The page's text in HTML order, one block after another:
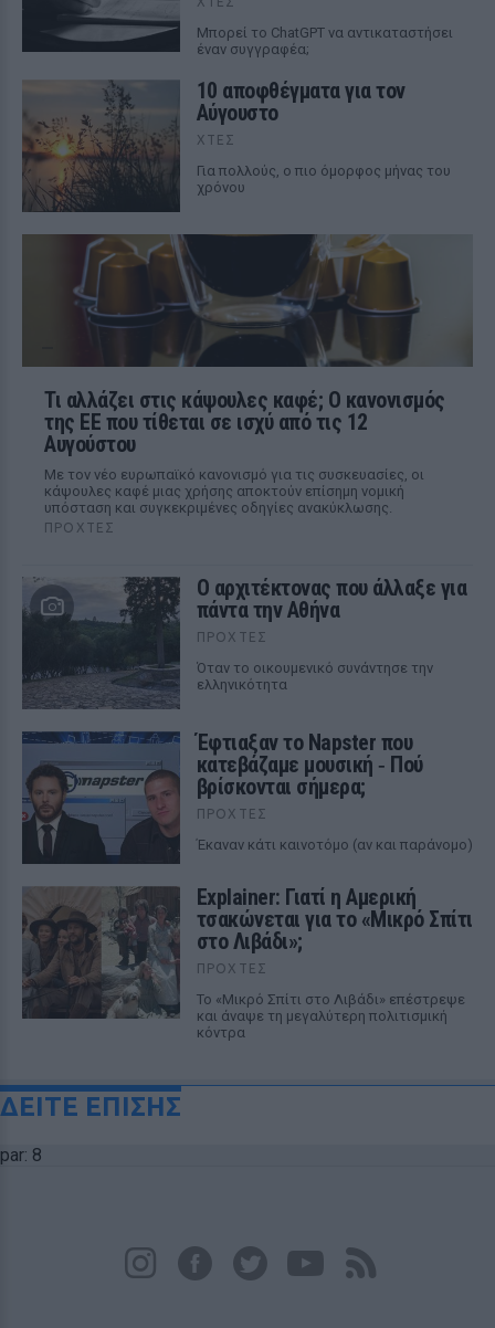
Mπορεί το ChatGPT να αντικαταστήσει
έναν συγγραφέα;
10 αποφθέγματα για τον
Αύγουστο
ΧΤΕΣ
Για πολλούς, ο πιο όμορφος μήνας του
χρόνου
Τι αλλάζει στις κάψουλες καφέ; Ο κανονισμός
της ΕΕ που τίθεται σε ισχύ από τις 12
Αυγούστου
Με τον νέο ευρωπαϊκό κανονισμό για τις συσκευασίες, οι
κάψουλες καφέ μιας χρήσης αποκτούν επίσημη νομική
υπόσταση και συγκεκριμένες οδηγίες ανακύκλωσης.
ΠΡΟΧΤΈΣ
Ο αρχιτέκτονας που άλλαξε για
πάντα την Αθήνα
ΠΡΟΧΤΈΣ
Όταν το οικουμενικό συνάντησε την
ελληνικότητα
Έφτιαξαν το Napster που
κατεβάζαμε μουσική ‑ Πού
βρίσκονται σήμερα;
ΠΡΟΧΤΈΣ
Έκαναν κάτι καινοτόμο (αν και παράνομο)
Explainer: Γιατί η Αμερική
τσακώνεται για το «Μικρό Σπίτι
στο Λιβάδι»;
ΠΡΟΧΤΈΣ
Το «Μικρό Σπίτι στο Λιβάδι» επέστρεψε
και άναψε τη μεγαλύτερη πολιτισμική
κόντρα
ΔΕΙΤΕ ΕΠΙΣΗΣ
par: 8